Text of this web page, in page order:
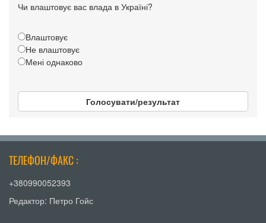
Чи влаштовує вас влада в Україні?
Влаштовує
Не влаштовує
Мені однаково
Голосувати/результат
ТЕЛЕФОН/ФАКС :
+380990052393
Редактор: Петро Гойс